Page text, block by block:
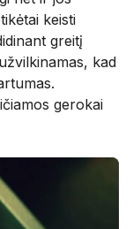
keisti
greitį
kad
gerokai